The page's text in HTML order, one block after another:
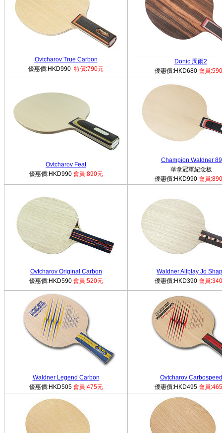
Ovtcharov True Carbon
優惠價:HKD990 特價:790元
Donic 周雨2
優惠價:HKD680 會員
Ovtcharov Feat
優惠價:HKD990 會員:890元
Champion Waldner 89
華拿冠軍紀念板
優惠價:HKD990 會員
Ovtcharov Original Carbon
優惠價:HKD590 會員:520元
Waldner Allplay Jo
優惠價:HKD390 會員
Waldner Legend Carbon
優惠價:HKD505 會員:475元
Ovtcharov Carbospeed
優惠價:HKD495 會員